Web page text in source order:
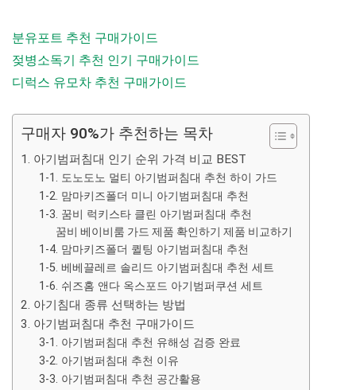
분유포트 추천 구매가이드
젖병소독기 추천 인기 구매가이드
디럭스 유모차 추천 구매가이드
구매자 90%가 추천하는 목차
1. 아기범퍼침대 인기 순위 가격 비교 BEST
1-1. 도노도노 멀티 아기범퍼침대 추천 하이 가드
1-2. 맘마키즈폴더 미니 아기범퍼침대 추천
1-3. 꿈비 럭키스타 클린 아기범퍼침대 추천
꿈비 베이비룸 가드 제품 확인하기 제품 비교하기
1-4. 맘마키즈폴더 퀼팅 아기범퍼침대 추천
1-5. 베베끌레르 솔리드 아기범퍼침대 추천 세트
1-6. 쉬즈홈 앤다 옥스포드 아기범퍼쿠션 세트
2. 아기침대 종류 선택하는 방법
3. 아기범퍼침대 추천 구매가이드
3-1. 아기범퍼침대 추천 유해성 검증 완료
3-2. 아기범퍼침대 추천 이유
3-3. 아기범퍼침대 추천 공간활용